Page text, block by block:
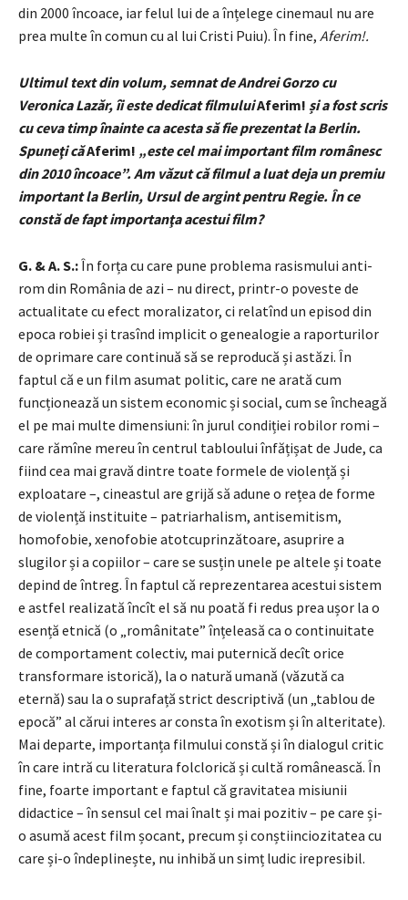
din 2000 încoace, iar felul lui de a înțelege cinemaul nu are
prea multe în comun cu al lui Cristi Puiu). În fine, Aferim!.
Ultimul text din volum, semnat de Andrei Gorzo cu
Veronica Lazăr, îi este dedicat filmuluiAferim! și a fost scris
cu ceva timp înainte ca acesta să fie prezentat la Berlin.
Spuneţi căAferim! „este cel mai important film românesc
din 2010 încoace”. Am văzut că filmul a luat deja un premiu
important la Berlin, Ursul de argint pentru Regie. În ce
constă de fapt importanţa acestui film?
G. & A. S.:În forța cu care pune problema rasismului anti-
rom din România de azi – nu direct, printr-o poveste de
actualitate cu efect moralizator, ci relatînd un episod din
epoca robiei și trasînd implicit o genealogie a raporturilor
de oprimare care continuă să se reproducă și astăzi. În
faptul că e un film asumat politic, care ne arată cum
funcționează un sistem economic și social, cum se încheagă
el pe mai multe dimensiuni: în jurul condiției robilor romi –
care rămîne mereu în centrul tabloului înfățișat de Jude, ca
fiind cea mai gravă dintre toate formele de violență și
exploatare –, cineastul are grijă să adune o rețea de forme
de violență instituite – patriarhalism, antisemitism,
homofobie, xenofobie atotcuprinzătoare, asuprire a
slugilor și a copiilor – care se susțin unele pe altele și toate
depind de întreg. În faptul că reprezentarea acestui sistem
e astfel realizată încît el să nu poată fi redus prea ușor la o
esență etnică (o „românitate” înțeleasă ca o continuitate
de comportament colectiv, mai puternică decît orice
transformare istorică), la o natură umană (văzută ca
eternă) sau la o suprafață strict descriptivă (un „tablou de
epocă” al cărui interes ar consta în exotism și în alteritate).
Mai departe, importanța filmului constă și în dialogul critic
în care intră cu literatura folclorică și cultă românească. În
fine, foarte important e faptul că gravitatea misiunii
didactice – în sensul cel mai înalt și mai pozitiv – pe care și-
o asumă acest film șocant, precum și conștiinciozitatea cu
care și-o îndeplinește, nu inhibă un simț ludic irepresibil.